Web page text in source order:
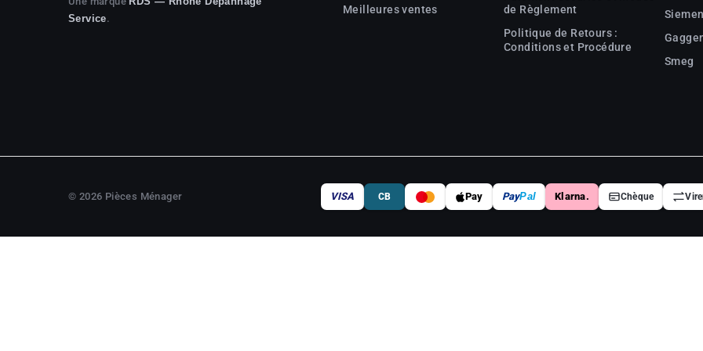
Service.
Meilleures ventes
de Règlement
Politique de Retours :
Conditions et Procédure
Smeg
© 2026 Pièces Ménager VISA CB Pay PayPal Klarna. Chèque